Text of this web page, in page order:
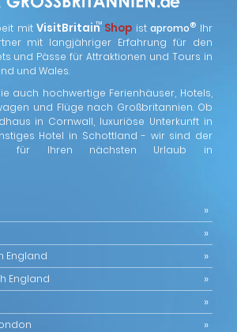
mitVisitBritain
™ Shop istapromo® Ihr
mit langjähriger Erfahrung für den
und Pässe für Attraktionen und Tours in
und Wales.
auch hochwertige Ferienhäuser, Hotels,
und Flüge nach Großbritannien. Ob
in Cornwall, luxuriöse Unterkunft in
Hotel in Schottland - wir sind der
für Ihren nächsten Urlaub in
England
England